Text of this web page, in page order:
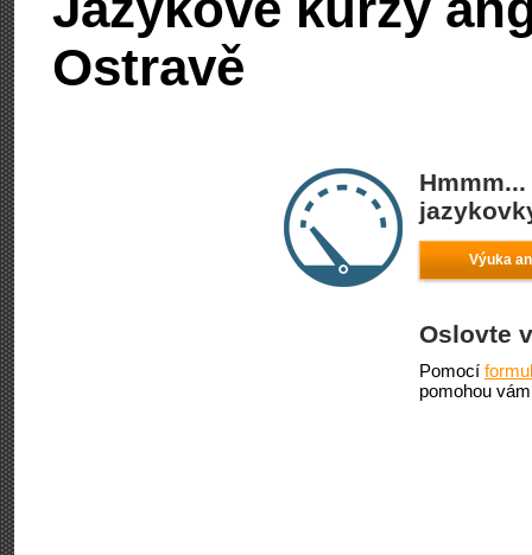
Ostravě
Výuka
Oslovte
Pomocí
pomohou